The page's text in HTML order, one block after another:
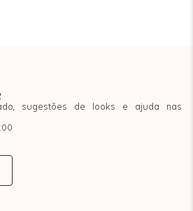
sugestões de looks e ajuda nas